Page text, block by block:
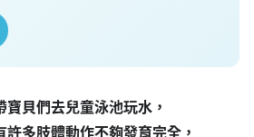
貝們去兒童泳池玩水，
多肢體動作不夠發育完全，